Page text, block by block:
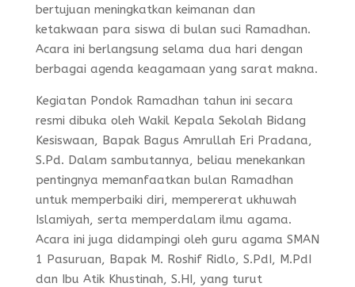
bertujuan meningkatkan keimanan dan
ketakwaan para siswa di bulan suci Ramadhan.
Acara ini berlangsung selama dua hari dengan
berbagai agenda keagamaan yang sarat makna.
Kegiatan Pondok Ramadhan tahun ini secara
resmi dibuka oleh Wakil Kepala Sekolah Bidang
Kesiswaan, Bapak Bagus Amrullah Eri Pradana,
S.Pd. Dalam sambutannya, beliau menekankan
pentingnya memanfaatkan bulan Ramadhan
untuk memperbaiki diri, mempererat ukhuwah
Islamiyah, serta memperdalam ilmu agama.
Acara ini juga didampingi oleh guru agama SMAN
1 Pasuruan, Bapak M. Roshif Ridlo, S.PdI, M.PdI
dan Ibu Atik Khustinah, S.HI, yang turut